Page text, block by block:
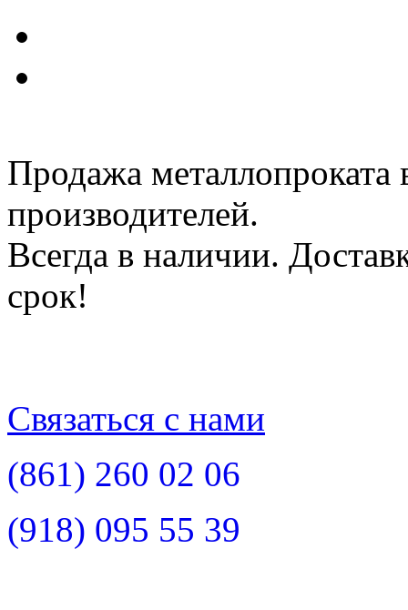
Продажа
производителей.
Всегда в наличии.
срок!
Связаться с нами
(861) 260 02 06
(918) 095 55 39